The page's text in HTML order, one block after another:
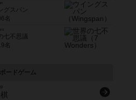
グスパン
名
七不思議
名
ードゲーム